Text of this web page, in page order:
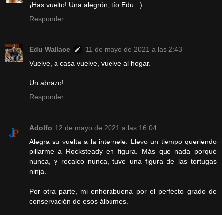
¡Has vuelto! Una alegrón, tío Edu. :)
Responder
Edu Wallace
11 de mayo de 2021 a las 2:43
Vuelve, a casa vuelve, vuelve al hogar.
Un abrazo!
Responder
Adolfo 12 de mayo de 2021 a las 16:04
Alegra su vuelta a la internele. Llevo un tiempo queriendo
pillarme a Rocksteady en figura. Más que nada porque
nunca, y recalco nunca, tuve una figura de las tortugas
ninja.
Por otra parte, mi enhorabuena por el perfecto grado de
conservación de esos álbumes.